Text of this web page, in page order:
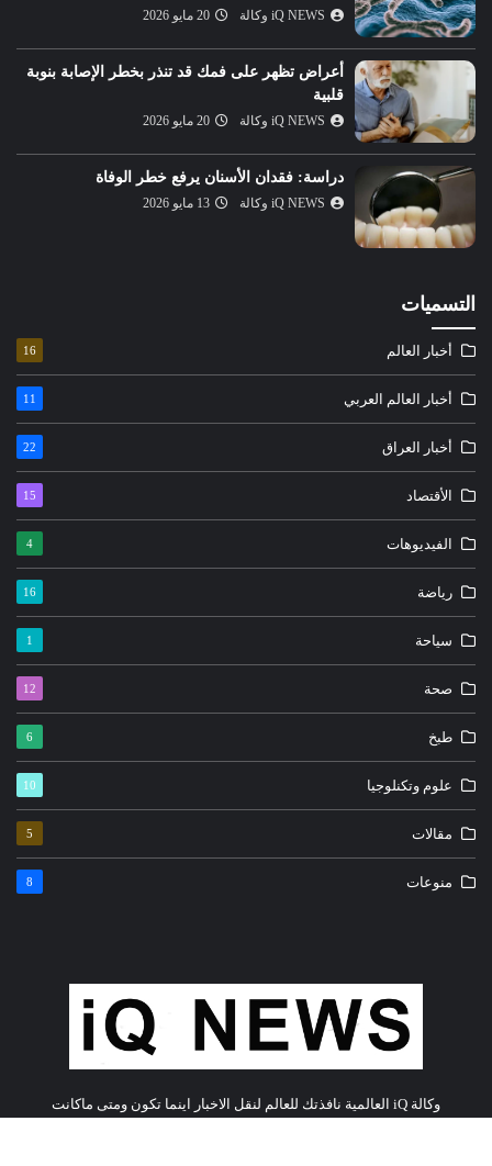
iQ NEWS وكالة 20 مايو 2026
أعراض تظهر على فمك قد تنذر بخطر الإصابة بنوبة
قلبية
iQ NEWS وكالة 20 مايو 2026
دراسة: فقدان الأسنان يرفع خطر الوفاة
iQ NEWS وكالة 13 مايو 2026
التسميات
أخبار العالم 16
أخبار العالم العربي 11
أخبار العراق 22
الأقتصاد 15
الفيديوهات 4
رياضة 16
سياحة 1
صحة 12
طبخ 6
علوم وتكنلوجيا 10
مقالات 5
منوعات 8
وكالة iQ العالمية نافذتك للعالم لنقل الاخبار اينما تكون ومتى ماكانت